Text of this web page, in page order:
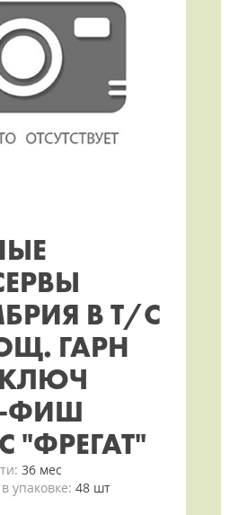
В Т/С
ГАРН
КЛЮЧ
ФИШ
"ФРЕГАТ"
36 мес
упаковке: 48 шт